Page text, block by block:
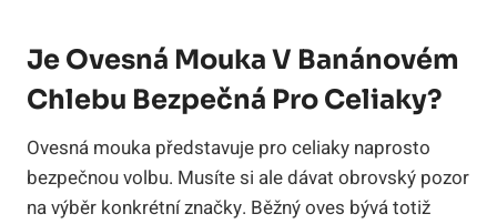
Je Ovesná Mouka V Banánovém
Chlebu Bezpečná Pro Celiaky?
Ovesná mouka představuje pro celiaky naprosto
bezpečnou volbu. Musíte si ale dávat obrovský pozor
na výběr konkrétní značky. Běžný oves bývá totiž